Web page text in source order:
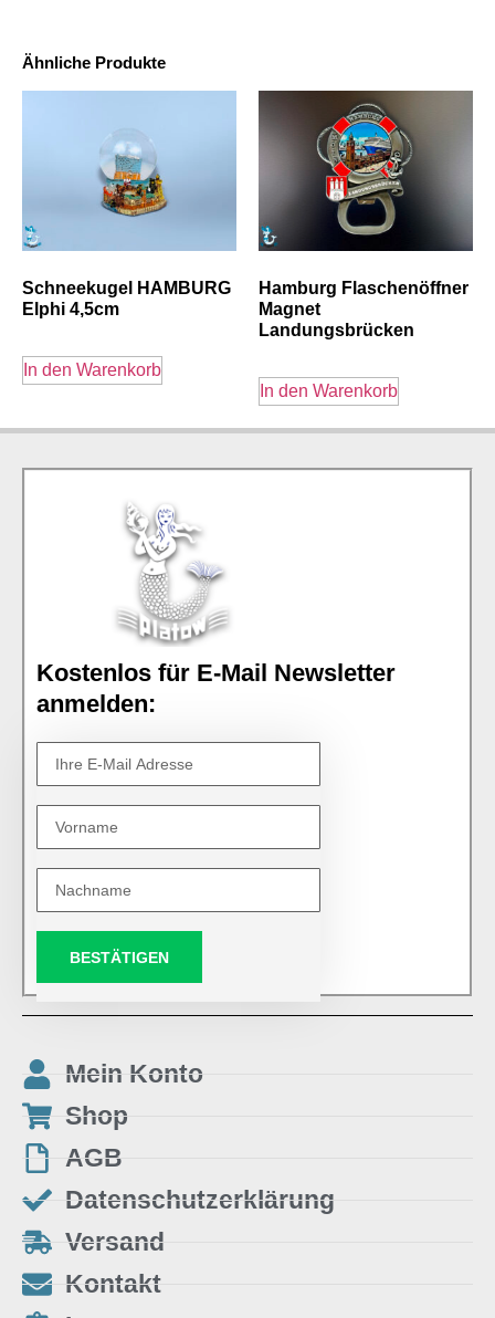
Ähnliche Produkte
Schneekugel HAMBURG
Elphi 4,5cm
In den Warenkorb
Hamburg Flaschenöffner
Magnet
Landungsbrücken
In den Warenkorb
Kostenlos für E-Mail Newsletter
anmelden:
BESTÄTIGEN
Mein Konto
Shop
AGB
Datenschutzerklärung
Versand
Kontakt